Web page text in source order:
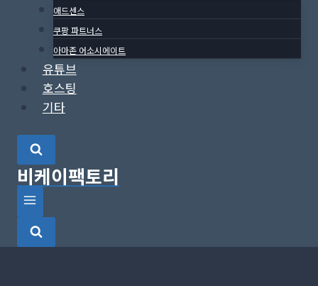
애드센스
쿠팡 파트너스
아마존 어소시에이트
유튜브
호스팅
기타
비케이팩토리